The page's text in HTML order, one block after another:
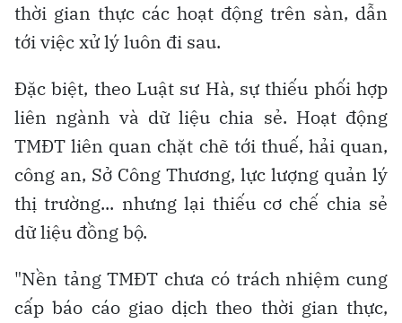
thời gian thực các hoạt động trên sàn, dẫn
tới việc xử lý luôn đi sau.
Đặc biệt, theo Luật sư Hà, sự thiếu phối hợp
liên ngành và dữ liệu chia sẻ. Hoạt động
TMĐT liên quan chặt chẽ tới thuế, hải quan,
công an, Sở Công Thương, lực lượng quản lý
thị trường... nhưng lại thiếu cơ chế chia sẻ
dữ liệu đồng bộ.
"Nền tảng TMĐT chưa có trách nhiệm cung
cấp báo cáo giao dịch theo thời gian thực,